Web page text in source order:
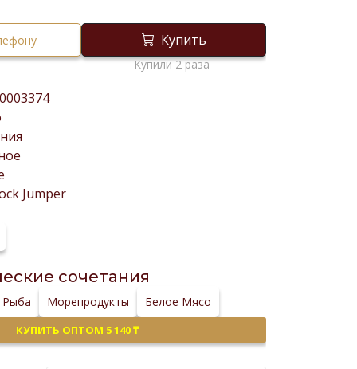
Купить
Купили 2 раза
Jumper
сочетания
Рыба Морепродукты Белое Мясо
КУПИТЬ ОПТОМ 5 140 ₸